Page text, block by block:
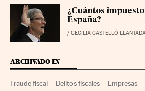
¿Cuántos
España?
/ CECILIA CASTELLÓ
ARCHIVADO EN
Fraude fiscal Delitos fiscales Empresas